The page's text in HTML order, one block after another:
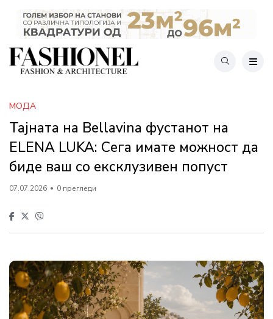
МОДА
Тајната на Bellavina фустанот на
ELENA LUKA: Сега имате можност да
биде ваш со ексклузивен попуст
07.07.2026 0 прегледи